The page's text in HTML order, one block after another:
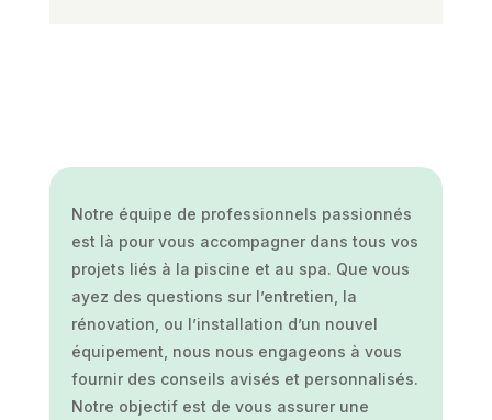
Notre équipe de professionnels passionnés
est là pour vous accompagner dans tous vos
projets liés à la piscine et au spa. Que vous
ayez des questions sur l’entretien, la
rénovation, ou l’installation d’un nouvel
équipement, nous nous engageons à vous
fournir des conseils avisés et personnalisés.
Notre objectif est de vous assurer une